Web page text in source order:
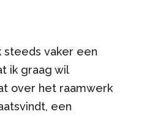
steeds vaker een
ik graag wil
over het raamwerk
een